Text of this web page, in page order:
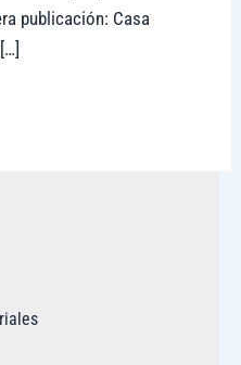
publicación: Casa